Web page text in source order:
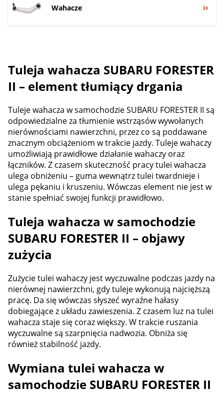
Wahacze
Tuleja wahacza SUBARU FORESTER
II – element tłumiący drgania
Tuleje wahacza w samochodzie SUBARU FORESTER II są
odpowiedzialne za tłumienie wstrząsów wywołanych
nierównościami nawierzchni, przez co są poddawane
znacznym obciążeniom w trakcie jazdy. Tuleje wahaczy
umożliwiają prawidłowe działanie wahaczy oraz
łączników. Z czasem skuteczność pracy tulei wahacza
ulega obniżeniu – guma wewnątrz tulei twardnieje i
ulega pękaniu i kruszeniu. Wówczas element nie jest w
stanie spełniać swojej funkcji prawidłowo.
Tuleja wahacza w samochodzie
SUBARU FORESTER II – objawy
zużycia
Zużycie tulei wahaczy jest wyczuwalne podczas jazdy na
nierównej nawierzchni, gdy tuleje wykonują najcięższą
pracę. Da się wówczas słyszeć wyraźne hałasy
dobiegające z układu zawieszenia. Z czasem luz na tulei
wahacza staje się coraz większy. W trakcie ruszania
wyczuwalne są szarpnięcia nadwozia. Obniża się
również stabilność jazdy.
Wymiana tulei wahacza w
samochodzie SUBARU FORESTER II